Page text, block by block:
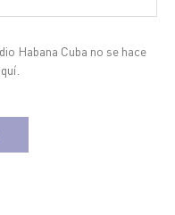
Habana Cuba no se hace